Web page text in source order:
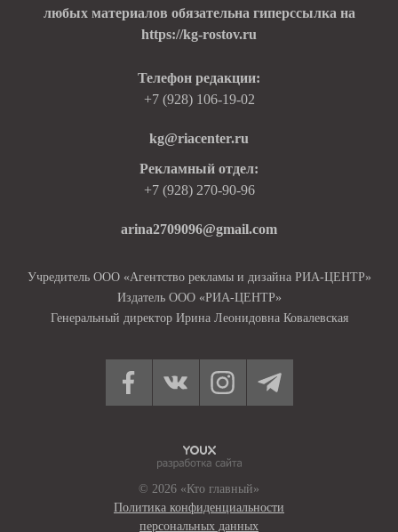
любых материалов обязательна гиперссылка на
https://kg-rostov.ru
Телефон редакции:
+7 (928) 106-19-02
kg@riacenter.ru
Рекламный отдел:
+7 (928) 270-90-96
arina2709096@gmail.com
Учредитель ООО «Агентство рекламы и дизайна РИА-ЦЕНТР»
Издатель ООО «РИА-ЦЕНТР»
Генеральный директор Ирина Леонидовна Ковалевская
© 2026 «Кто главный»
Политика конфиденциальности
персональных данных